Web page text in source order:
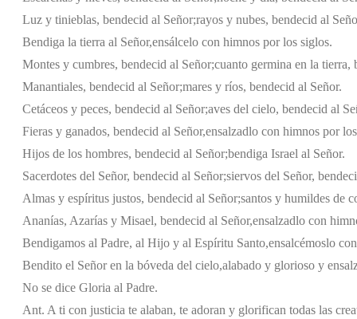
Luz y tinieblas, bendecid al Señor;rayos y nubes, bendecid al
Bendiga la tierra al Señor,ensálcelo con himnos por los siglos.
Montes y cumbres, bendecid al Señor;cuanto germina en la tierra,
Manantiales, bendecid al Señor;mares y ríos, bendecid al Señor.
Cetáceos y peces, bendecid al Señor;aves del cielo, bendecid al
Fieras y ganados, bendecid al Señor,ensalzadlo con himnos por
Hijos de los hombres, bendecid al Señor;bendiga Israel al Señor.
Sacerdotes del Señor, bendecid al Señor;siervos del Señor,
Almas y espíritus justos, bendecid al Señor;santos y humildes de
Ananías, Azarías y Misael, bendecid al Señor,ensalzadlo con
Bendigamos al Padre, al Hijo y al Espíritu Santo,ensalcémoslo
Bendito el Señor en la bóveda del cielo,alabado y glorioso y
No se dice Gloria al Padre.
Ant. A ti con justicia te alaban, te adoran y glorifican todas las